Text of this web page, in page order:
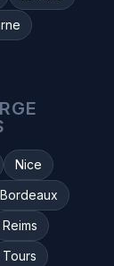
Nice
Bordeaux
Reims
Tours